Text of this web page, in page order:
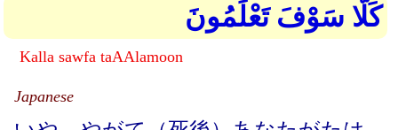
كَلَّا سَوْفَ تَعْلَمُونَ
Kalla sawfa taAAlamoon
Japanese